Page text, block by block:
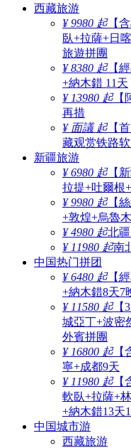
西藏旅游
¥ 9980 起【
臥+拉薩+日
旅遊拼團
¥ 8380 起【
+納木錯 11天
¥ 13980 起【
再措
¥ 面議 起【
藏观赏铁路软
新疆旅游
¥ 6980 起【
拉提+吐爾根
¥ 9980 起【
+敦煌+烏魯
¥ 4980 起北
¥ 11980 起南
中国热门拼团
¥ 6480 起【
+納木錯8天7
¥ 11580 起【
城亞丁+波密
外賓拼團
¥ 16800 起【
寧+成都9天
¥ 11980 起【
軟臥+拉薩+
+納木錯13天
中国城市游
西藏旅游